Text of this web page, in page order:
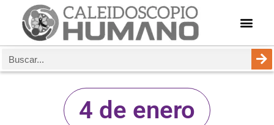
4 de enero